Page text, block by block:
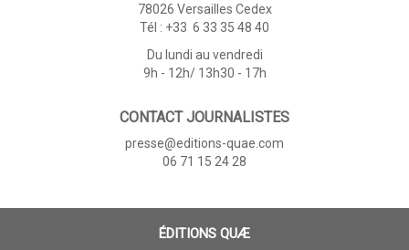
78026 Versailles Cedex
Tél : +33 6 33 35 48 40
Du lundi au vendredi
9h - 12h/ 13h30 - 17h
CONTACT JOURNALISTES
presse@editions-quae.com
06 71 15 24 28
ÉDITIONS QUÆ